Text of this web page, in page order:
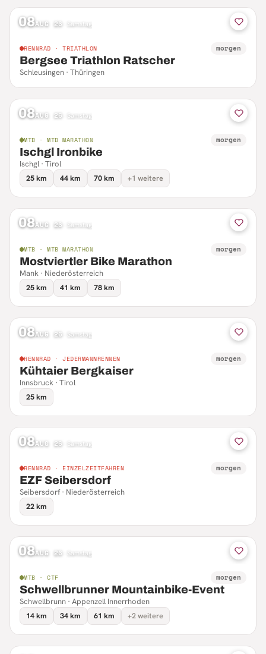
08AUG 26 Samstag
RENNRAD · TRIATHLON morgen
Bergsee Triathlon Ratscher
Schleusingen · Thüringen
08AUG 26 Samstag
MTB · MTB MARATHON morgen
Ischgl Ironbike
Ischgl · Tirol
25 km
44 km 70 km +1 weitere
08AUG 26 Samstag
MTB · MTB MARATHON morgen
Mostviertler Bike Marathon
Mank · Niederösterreich
25 km
41 km 78 km
08AUG 26 Samstag
RENNRAD · JEDERMANNRENNEN morgen
Kühtaier Bergkaiser
Innsbruck · Tirol
25 km
08AUG 26 Samstag
RENNRAD · EINZELZEITFAHREN morgen
EZF Seibersdorf
Seibersdorf · Niederösterreich
22 km
08AUG 26 Samstag
MTB · CTF morgen
Schwellbrunner Mountainbike-Event
Schwellbrunn · Appenzell Innerrhoden
14 km
34 km 61 km +2 weitere